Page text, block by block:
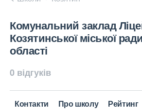
Комунальний заклад
Козятинської міської
області
0 відгуків
Контакти Про школу Рейтинг